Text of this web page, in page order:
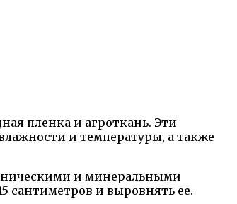
пленка и агроткань. Эти
и температуры, а также
и минеральными
сантиметров и выровнять ее.